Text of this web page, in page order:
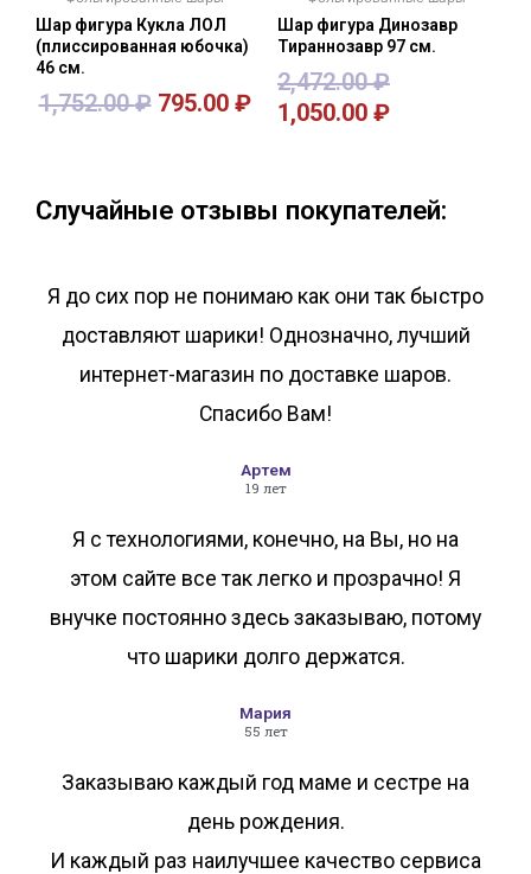
Шар фигура Кукла ЛОЛ
(плиссированная юбочка)
46 см.
1,752.00₽ 795.00 ₽
Шар фигура Динозавр
Тираннозавр 97 см.
2,472.00₽
1,050.00 ₽
Случайные отзывы покупателей:
Я до сих пор не понимаю как они так быстро
доставляют шарики! Однозначно, лучший
интернет-магазин по доставке шаров.
Спасибо Вам!
Артем
19 лет
Я с технологиями, конечно, на Вы, но на
этом сайте все так легко и прозрачно! Я
внучке постоянно здесь заказываю, потому
что шарики долго держатся.
Мария
55 лет
Заказываю каждый год маме и сестре на
день рождения.
И каждый раз наилучшее качество сервиса